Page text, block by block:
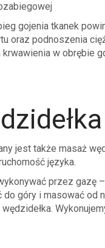
gojenia tkanek
oraz podnoszenia
w obrębie
jest także masaż
języka.
przez
góry i masować od